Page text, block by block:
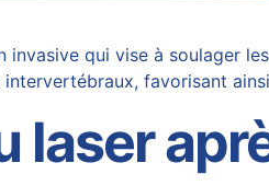
qui vise à soulager
intervertébraux, favorisant
laser